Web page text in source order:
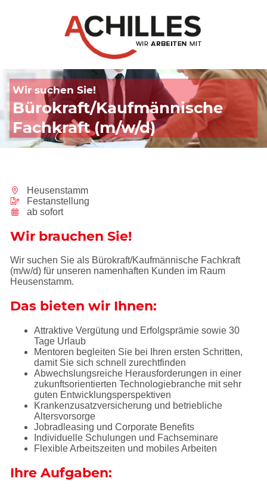
Wir suchen Sie!
Bürokraft/Kaufmännische
Fachkraft (m/w/d)
Heusenstamm
Festanstellung
ab sofort
Wir brauchen Sie!
Wir suchen Sie als Bürokraft/Kaufmännische Fachkraft
(m/w/d) für unseren namenhaften Kunden im Raum
Heusenstamm.
Das bieten wir Ihnen:
Attraktive Vergütung und Erfolgsprämie sowie 30
Tage Urlaub
Mentoren begleiten Sie bei Ihren ersten Schritten,
damit Sie sich schnell zurechtfinden
Abwechslungsreiche Herausforderungen in einer
zukunftsorientierten Technologiebranche mit sehr
guten Entwicklungsperspektiven
Krankenzusatzversicherung und betriebliche
Altersvorsorge
Jobradleasing und Corporate Benefits
Individuelle Schulungen und Fachseminare
Flexible Arbeitszeiten und mobiles Arbeiten
Ihre Aufgaben: